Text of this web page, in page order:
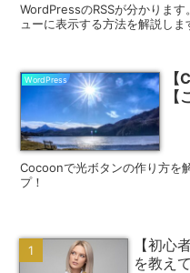
WordPressのRSSが分かります
ューに表示する方法を解説しま
WordPress
Cocoonで光ボタンの作り方を
プ！
【初心
を教え